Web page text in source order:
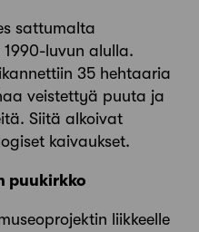
sattumalta
1990-luvun alulla.
35 hehtaaria
veistettyä puuta ja
Siitä alkoivat
kaivaukset.
puukirkko
liikkeelle